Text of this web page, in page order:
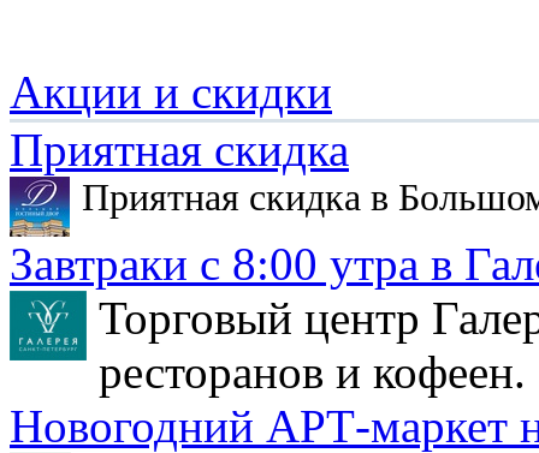
Акции и скидки
Приятная скидка
Приятная скидка в
Завтраки с 8:00 утра в
Торговый центр
ресторанов и кофеен.
Новогодний АРТ-маркет